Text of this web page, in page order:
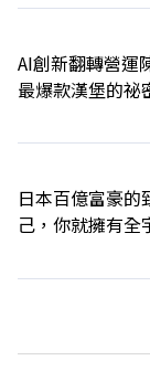
AI創新翻轉營運
最爆款漢堡的祕
日本百億富豪的
己，你就擁有全